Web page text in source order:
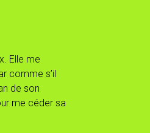
Elle me
comme s’il
de son
me céder sa